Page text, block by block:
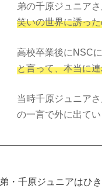
弟の千原ジュニア
笑いの世界に誘っ
高校卒業後にNSC
と言って、本当に
当時千原ジュニア
の一言で外に出て
弟・千原ジュニアはひ